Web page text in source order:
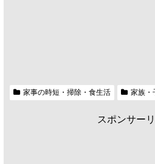
家事の時短・掃除・食生活 家族・
スポンサー